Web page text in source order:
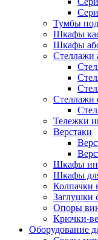
Тумбы
Шкафы
Шкафы
Стеллажи
Стеллажи
Тележки
Верстаки
Шкафы
Шкафы
Колпачки
Заглушки
Опоры
Крючки-
Оборудование